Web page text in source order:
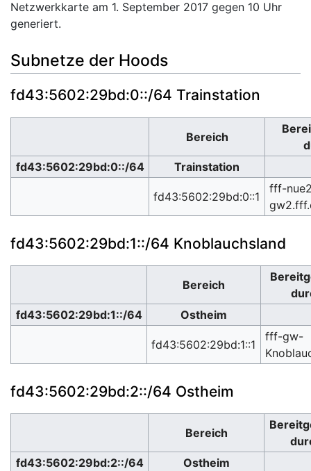
Netzwerkkarte am 1. September 2017 gegen 10 Uhr
generiert.
Subnetze der Hoods
fd43:5602:29bd:0::/64 Trainstation
Bereich
fd43:5602:29bd:0::/64
Trainstation
fd43:5602:29bd:0::1
fff-
fd43:5602:29bd:1::/64 Knoblauchsland
Bereich
fd43:5602:29bd:1::/64
Ostheim
fd43:5602:29bd:1::1
fff-gw-
fd43:5602:29bd:2::/64 Ostheim
Bereich
fd43:5602:29bd:2::/64
Ostheim